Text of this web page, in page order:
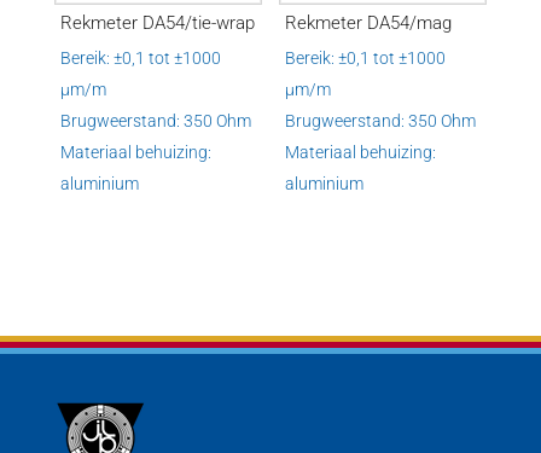
Rekmeter DA54/tie-wrap
Bereik: ±0,1 tot ±1000
µm/m
Brugweerstand: 350 Ohm
Materiaal behuizing:
aluminium
Rekmeter DA54/mag
Bereik: ±0,1 tot ±1000
µm/m
Brugweerstand: 350 Ohm
Materiaal behuizing:
aluminium